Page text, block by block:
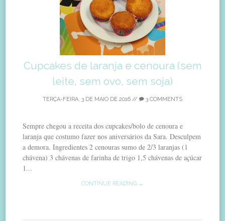
Cupcakes de laranja e cenoura (sem
leite, sem ovo, sem soja)
TERÇA-FEIRA, 3 DE MAIO DE 2016 // 3 COMMENTS
Sempre chegou a receita dos cupcakes/bolo de cenoura e
laranja que costumo fazer nos aniversários da Sara. Desculpem
a demora. Ingredientes 2 cenouras sumo de 2/3 laranjas (1
chávena) 3 chávenas de farinha de trigo 1,5 chávenas de açúcar
1...
CONTINUE READING →